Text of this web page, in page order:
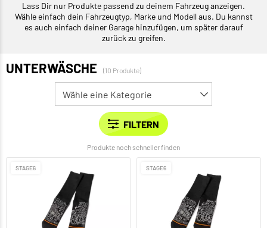
Lass Dir nur Produkte passend zu deinem Fahrzeug anzeigen.
Wähle einfach dein Fahrzeugtyp, Marke und Modell aus. Du kannst
es auch einfach deiner Garage hinzufügen, um später darauf
zurück zu greifen.
UNTERWÄSCHE (10 Produkte)
Produkte noch schneller finden
STAGE6 STAGE6